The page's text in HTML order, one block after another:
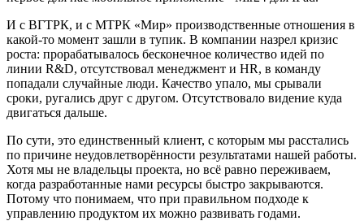
И с ВГТРК, и с МТРК «Мир» производственные отношения в
какой-то момент зашли в тупик. В компании назрел кризис
роста: прорабатывалось бесконечное количество идей по
линии R&D, отсутствовал менеджмент и HR, в команду
попадали случайные люди. Качество упало, мы срывали
сроки, ругались друг с другом. Отсутствовало видение куда
двигаться дальше.
По сути, это единственный клиент, с которым мы расстались
по причине неудовлетворённости результатами нашей работы.
Хотя мы не владельцы проекта, но всё равно переживаем,
когда разработанные нами ресурсы быстро закрываются.
Потому что понимаем, что при правильном подходе к
управлению продуктом их можно развивать годами.